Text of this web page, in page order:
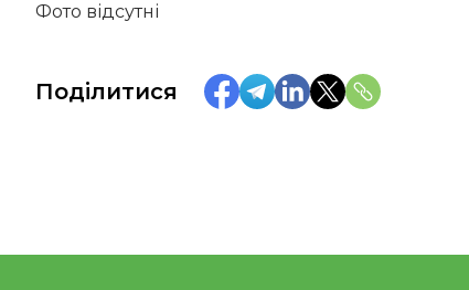
Фото відсутні
Поділитися